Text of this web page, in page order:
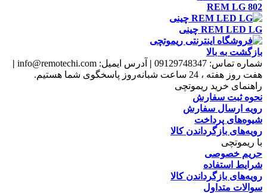
REM LG 802
REM LED LG چينی
بازگشت به بالا
شماره تماس: 09129748347
| آدرس ایمیل: info@remotechi.com
|
هفت روز هفته ، 24 ساعت شبانه‌روز پاسخگوی شما هستیم.
راهنمای خرید ریموتچی
نحوه ثبت سفارش
رویه ارسال سفارش
شیوه‌های پرداخت
رویه‌های بازگرداندن کالا
با ریموتچی
حریم خصوصی
شرایط استفاده
رویه‌های بازگرداندن کالا
سوالات متداول